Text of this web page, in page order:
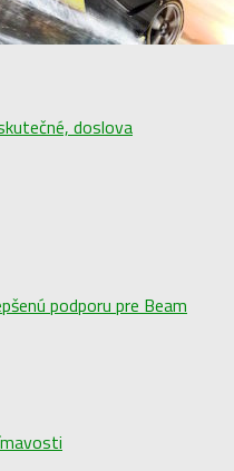
doslova
podporu pre Beam